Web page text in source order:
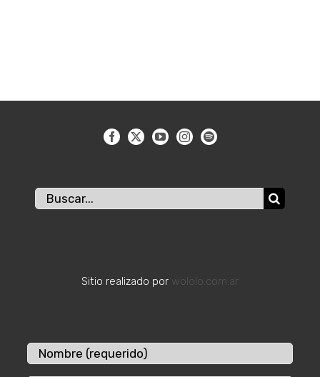
Buscar:
Sitio realizado por wololo.com.ar